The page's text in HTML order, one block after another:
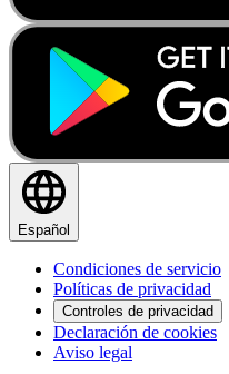
Español
Condiciones de servicio
Políticas de privacidad
Controles de privacidad
Declaración de cookies
Aviso legal